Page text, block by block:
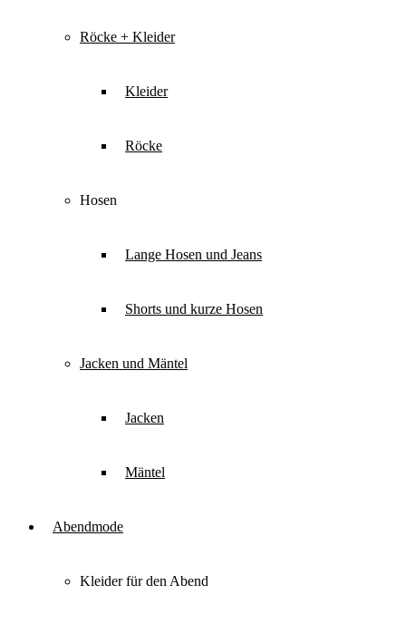
Röcke + Kleider
Kleider
Röcke
Hosen
Lange Hosen und Jeans
Shorts und kurze Hosen
Jacken und Mäntel
Jacken
Mäntel
Abendmode
Kleider für den Abend